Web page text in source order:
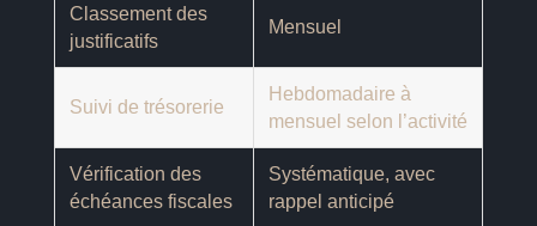
Classement des
justificatifs
Mensuel
Suivi de trésorerie
Hebdomadaire à
mensuel selon l’activité
Vérification des
échéances fiscales
Systématique, avec
rappel anticipé